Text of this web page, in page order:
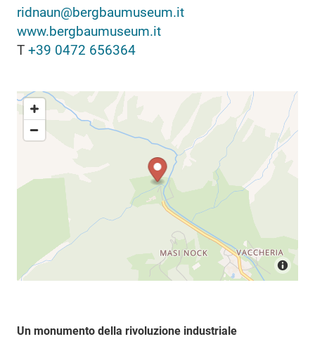
ridnaun@bergbaumuseum.it
www.bergbaumuseum.it
T +39 0472 656364
Un monumento della rivoluzione industriale